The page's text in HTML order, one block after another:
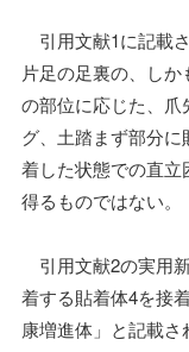
引用文献1に記載
片足の足裏の、し
の部位に応じた、
グ、土踏まず部分
着した状態での直
得るものではない。
引用文献2の実用
着する貼着体4を接
康増進体」と記載